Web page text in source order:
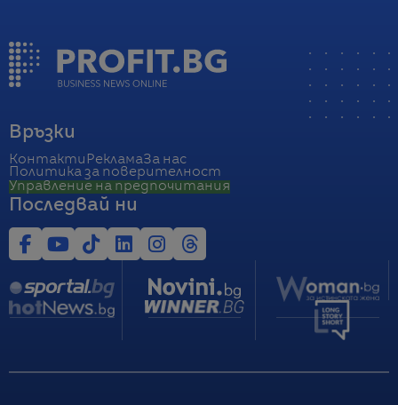
Връзки
Контакти РекламаЗа нас
Политика за поверителност
Управление на предпочитания
Последвай ни